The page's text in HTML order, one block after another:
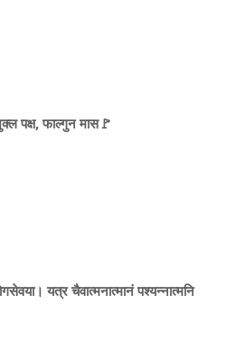
पक्ष, फाल्गुन मास🚩
यत्र चैवात्मनात्मानं पश्यन्नात्मनि